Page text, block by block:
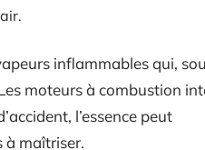
inflammables qui,
moteurs à combustion
l’essence peut
à maîtriser.